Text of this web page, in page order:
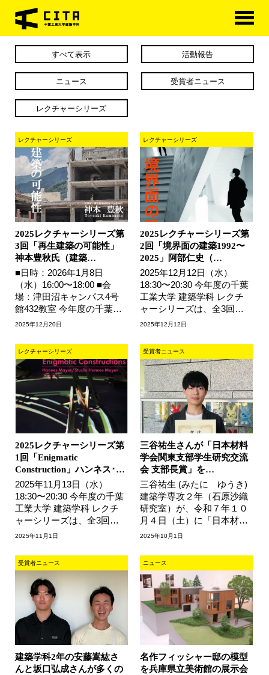
HOME
学科概要
学科カリキュラム
大学院
進路・資格
研究室紹介
アクセス
すべて表示 活動報告
ニュース 受賞者ニュース
レクチャーシリーズ
レクチャーシリーズ
2025レクチャーシリーズ第
3回「再生建築の可能性」
神本豊秋氏（建築…
■日時：2026年1月8日
（水）16:00〜18:00 ■会
場：津田沼キャンパス4号
館432教室 今年度の千葉工
業大学 建築学科 レクチャ
催を予定してい…
2025年12月20日
レクチャーシリーズ
2025レクチャーシリーズ第
2回「境界面の建築1992〜
2025」阿部仁史（…
2025年12月12日（水）
18:30〜20:30 今年度の千葉
工業大学 建築学科 レクチ
ャーシリーズは、全3回の
開催を予定しています。第
教鞭を執っ…
2025年12月12日
レクチャーシリーズ
2025レクチャーシリーズ第
1回「Enigmatic
Construction」ハンネス･…
2025年11月13日（水）
18:30〜20:30 今年度の千葉
工業大学 建築学科 レクチ
ャーシリーズは、全3回の
開催を予定しています。第
ケーション…
2025年11月1日
受賞者ニュース
三谷祐生さんが「日本材料
学会関東支部学生研究交流
会 支部長賞」を…
三谷祐生 (みたに ゆうき)
建築学専攻２年（石原沙織
研究室）が、令和７年１０
月４日（土）に「日本材料
学会関東支部学生研究交流
人日本…
2025年10月1日
受賞者ニュース
建築学科2年の安藤嵩紘さ
んと坂口弘成さんが多くの
ニュース
名作フィッシャー邸の模型
を兵庫県立美術館の展示会